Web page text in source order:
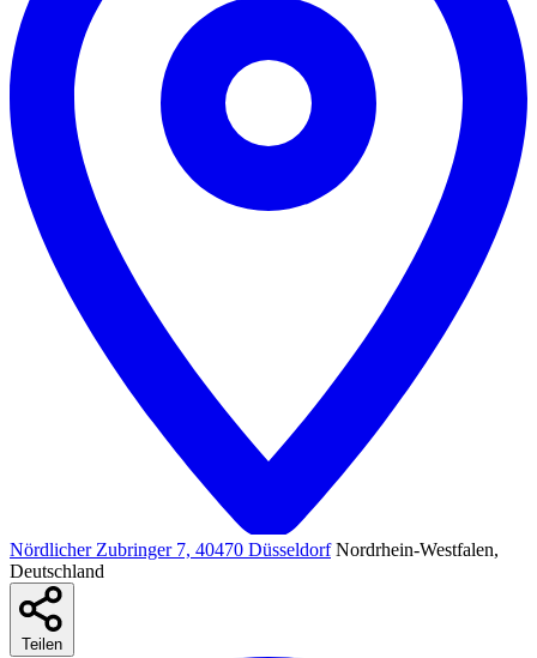
Nördlicher Zubringer 7, 40470 Düsseldorf Nordrhein-Westfalen,
Deutschland
Teilen